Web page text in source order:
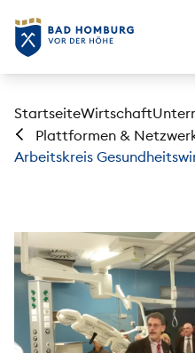
StartseiteWirtschaft
Plattformen &
Arbeitskreis